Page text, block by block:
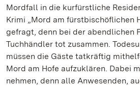
Mordfall in die kurfürstliche
Krimi „Mord am fürstbischöflichen
gefragt, denn bei der abendlichen
Tuchhändler tot zusammen.
müssen die Gäste tatkräftig
Mord am Hofe aufzuklären. Dabei
nehmen, denn alle Anwesenden,